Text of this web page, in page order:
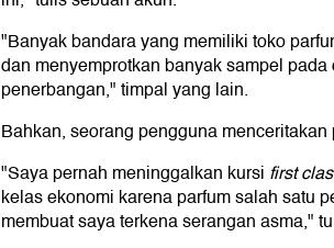
"Banyak bandara yang memiliki toko
dan menyemprotkan banyak sampel
penerbangan," timpal yang lain.
Bahkan, seorang pengguna
"Saya pernah meninggalkan kursi first
kelas ekonomi karena parfum salah satu
membuat saya terkena serangan asma,"